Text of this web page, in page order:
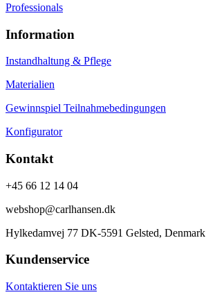
Professionals
Information
Instandhaltung & Pflege
Materialien
Gewinnspiel Teilnahmebedingungen
Konfigurator
Kontakt
+45 66 12 14 04
webshop@carlhansen.dk
Hylkedamvej 77 DK-5591 Gelsted, Denmark
Kundenservice
Kontaktieren Sie uns